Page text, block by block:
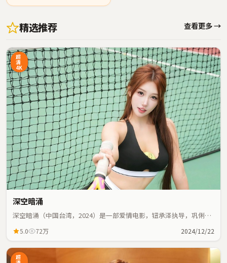
精选推荐 查看更多 →
超
清
4K
深空暗涌
深空暗涌（中国台湾，2024）是一部爱情电影，钮承泽执导，巩俐、
5.0 72万 2024/12/22
超